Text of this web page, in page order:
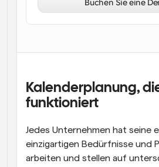
Supercharged Planung mit KI-
Blog
Sofortige Besprechungen
Dynamische Gruppenlinks
Nahtlos Meetings mit
Kalenderplanung,
funktioniert
Jedes Unternehmen hat seine
einzigartigen Bedürfnisse und
arbeiten und stellen auf
Buchen Sie eine